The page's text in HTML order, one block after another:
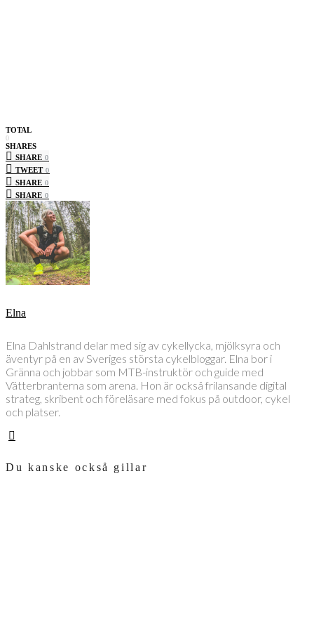
TOTAL
0
SHARES
SHARE 0
TWEET 0
SHARE 0
SHARE 0
Elna
Elna Dahlstrand delar med sig av cykellycka, mjölksyra och
äventyr på en av Sveriges största cykelbloggar. Elna bor i
Gränna och jobbar som MTB-instruktör och guide med
Vätterbranterna som arena. Hon är också frilansande digital
strateg, skribent och föreläsare med fokus på outdoor, cykel
och platser.
Du kanske också gillar